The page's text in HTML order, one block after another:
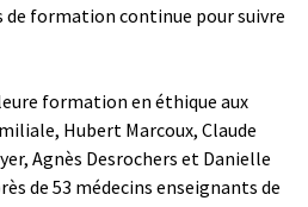
formation continue pour suivre
formation en éthique aux
Hubert Marcoux, Claude
Agnès Desrochers et Danielle
de 53 médecins enseignants de